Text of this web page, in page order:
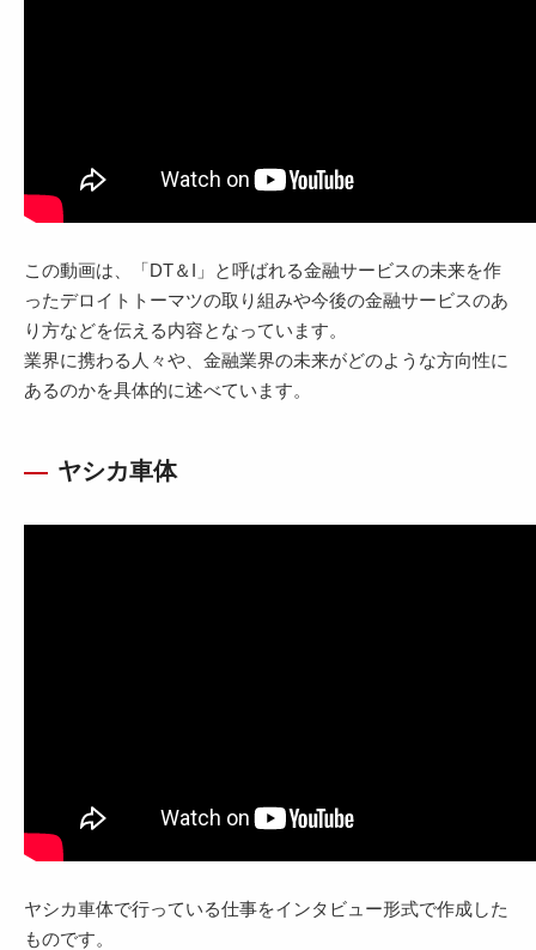
この動画は、「DT＆I」と呼ばれる金融サービスの未来を作
ったデロイトトーマツの取り組みや今後の金融サービスのあ
り方などを伝える内容となっています。
業界に携わる人々や、金融業界の未来がどのような方向性に
あるのかを具体的に述べています。
ヤシカ車体
ヤシカ車体で行っている仕事をインタビュー形式で作成した
ものです。